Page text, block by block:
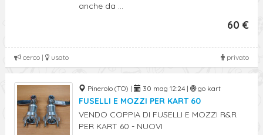
anche da ...
60 €
privato
cerco | usato
Pinerolo (TO) | 30 mag 12:24 | go kart
FUSELLI E MOZZI PER KART 60
VENDO COPPIA DI FUSELLI E MOZZI R&R
PER KART 60 - NUOVI